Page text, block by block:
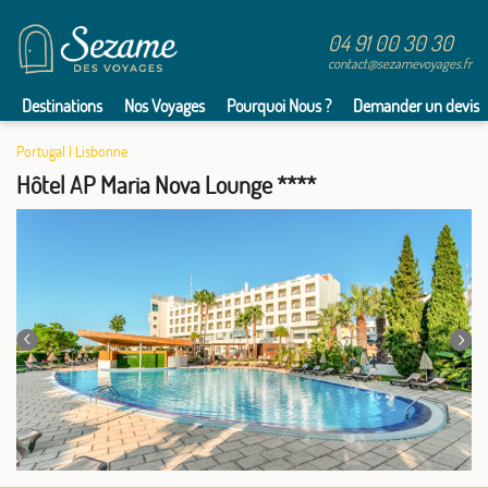
04 91 00 30 30
contact@sezamevoyages.fr
Destinations Nos Voyages Pourquoi Nous ? Demander un devis
Portugal | Lisbonne
Hôtel AP Maria Nova Lounge ****